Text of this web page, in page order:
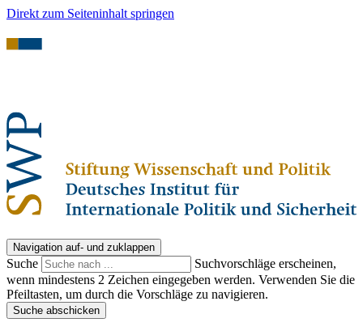
Direkt zum Seiteninhalt springen
Navigation auf- und zuklappen
Suche
Suchvorschläge erscheinen,
wenn mindestens 2 Zeichen eingegeben werden. Verwenden Sie die
Pfeiltasten, um durch die Vorschläge zu navigieren.
Suche abschicken